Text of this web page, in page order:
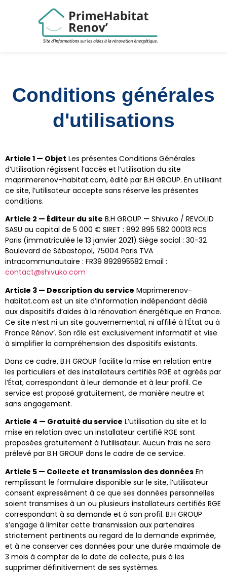
Conditions générales
d'utilisations
Article 1 — Objet Les présentes Conditions Générales
d’Utilisation régissent l’accès et l’utilisation du site
maprimerenov-habitat.com, édité par B.H GROUP. En utilisant
ce site, l’utilisateur accepte sans réserve les présentes
conditions.
Article 2 — Éditeur du site B.H GROUP — Shivuko / REVOLID
SASU au capital de 5 000 € SIRET : 892 895 582 00013 RCS
Paris (immatriculée le 13 janvier 2021) Siège social : 30-32
Boulevard de Sébastopol, 75004 Paris TVA
intracommunautaire : FR39 892895582 Email :
contact@shivuko.com
Article 3 — Description du service Maprimerenov-
habitat.com est un site d’information indépendant dédié
aux dispositifs d’aides à la rénovation énergétique en France.
Ce site n’est ni un site gouvernemental, ni affilié à l’État ou à
France Rénov’. Son rôle est exclusivement informatif et vise
à simplifier la compréhension des dispositifs existants.
Dans ce cadre, B.H GROUP facilite la mise en relation entre
les particuliers et des installateurs certifiés RGE et agréés par
l’État, correspondant à leur demande et à leur profil. Ce
service est proposé gratuitement, de manière neutre et
sans engagement.
Article 4 — Gratuité du service L’utilisation du site et la
mise en relation avec un installateur certifié RGE sont
proposées gratuitement à l’utilisateur. Aucun frais ne sera
prélevé par B.H GROUP dans le cadre de ce service.
Article 5 — Collecte et transmission des données En
remplissant le formulaire disponible sur le site, l’utilisateur
consent expressément à ce que ses données personnelles
soient transmises à un ou plusieurs installateurs certifiés RGE
correspondant à sa demande et à son profil. B.H GROUP
s’engage à limiter cette transmission aux partenaires
strictement pertinents au regard de la demande exprimée,
et à ne conserver ces données pour une durée maximale de
3 mois à compter de la date de collecte, puis à les
supprimer définitivement de ses systèmes.